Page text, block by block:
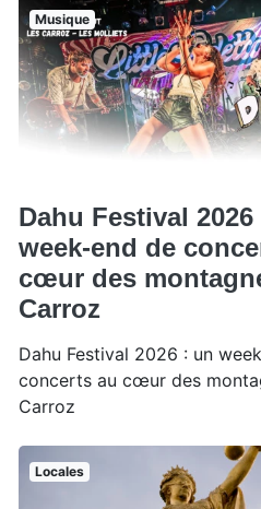
Musique
Dahu Festival
week-end de
cœur des
Carroz
Dahu Festival 2026 : un
concerts au cœur des
Carroz
Locales